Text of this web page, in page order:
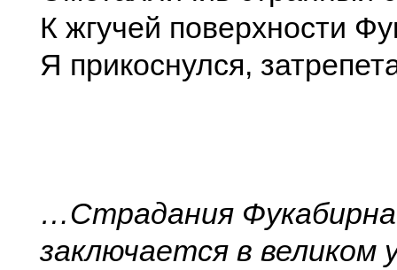
К жгучей поверхности
Я прикоснулся,
…Страдания Фукабирна
заключается в великом